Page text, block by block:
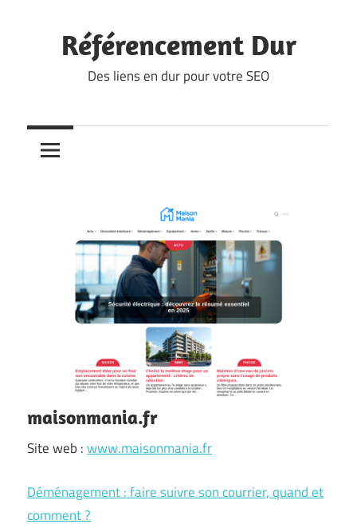
contentRéférencement Dur
Des liens en dur pour votre SEO
maisonmania.fr
Site web :www.maisonmania.fr
Déménagement : faire suivre son courrier, quand et
comment ?